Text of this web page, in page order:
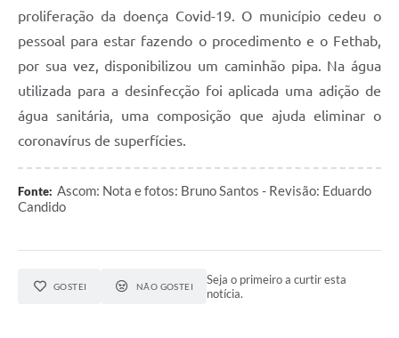
proliferação da doença Covid-19. O município cedeu o
pessoal para estar fazendo o procedimento e o Fethab,
por sua vez, disponibilizou um caminhão pipa. Na água
utilizada para a desinfecção foi aplicada uma adição de
água sanitária, uma composição que ajuda eliminar o
coronavírus de superfícies.
Fonte: Ascom: Nota e fotos: Bruno Santos - Revisão: Eduardo
Candido
GOSTEI NÃO GOSTEI
Seja o primeiro a curtir esta
notícia.